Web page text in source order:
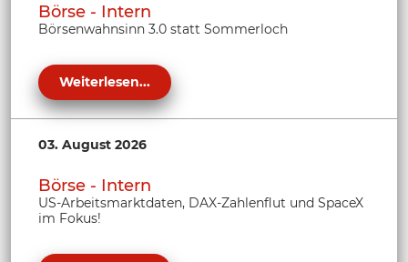
Börse - Intern
Börsenwahnsinn 3.0 statt Sommerloch
Weiterlesen...
03. August 2026
Börse - Intern
US-Arbeitsmarktdaten, DAX-Zahlenflut und SpaceX
im Fokus!